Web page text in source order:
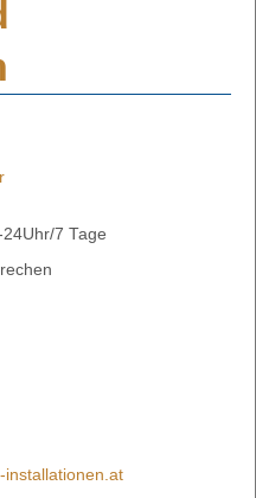
7 Tage
installationen.at